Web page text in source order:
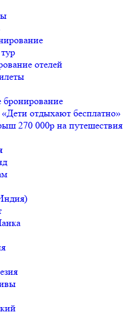
отелей
бронирование
отдыхают бесплатно»
270 000р на путешествия